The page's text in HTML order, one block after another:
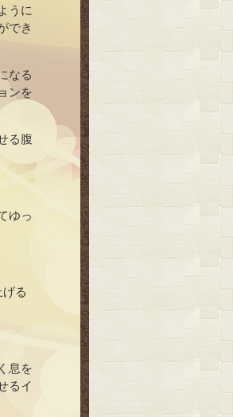
うに
でき
なる
ンを
る腹
ゆっ
る
息を
るイ